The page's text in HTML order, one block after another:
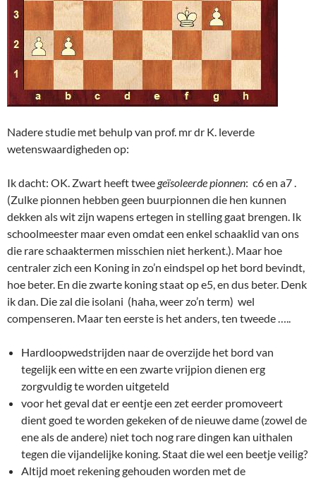
Nadere studie met behulp van prof. mr dr K. leverde
wetenswaardigheden op:
Ik dacht: OK. Zwart heeft twee geïsoleerde pionnen: c6 en a7 .
(Zulke pionnen hebben geen buurpionnen die hen kunnen
dekken als wit zijn wapens ertegen in stelling gaat brengen. Ik
schoolmeester maar even omdat een enkel schaaklid van ons
die rare schaaktermen misschien niet herkent.). Maar hoe
centraler zich een Koning in zo’n eindspel op het bord bevindt,
hoe beter. En die zwarte koning staat op e5, en dus beter. Denk
ik dan. Die zal die isolani (haha, weer zo’n term) wel
compenseren. Maar ten eerste is het anders, ten tweede …..
Hardloopwedstrijden naar de overzijde het bord van
tegelijk een witte en een zwarte vrijpion dienen erg
zorgvuldig te worden uitgeteld
voor het geval dat er eentje een zet eerder promoveert
dient goed te worden gekeken of de nieuwe dame (zowel de
ene als de andere) niet toch nog rare dingen kan uithalen
tegen die vijandelijke koning. Staat die wel een beetje veilig?
Altijd moet rekening gehouden worden met de